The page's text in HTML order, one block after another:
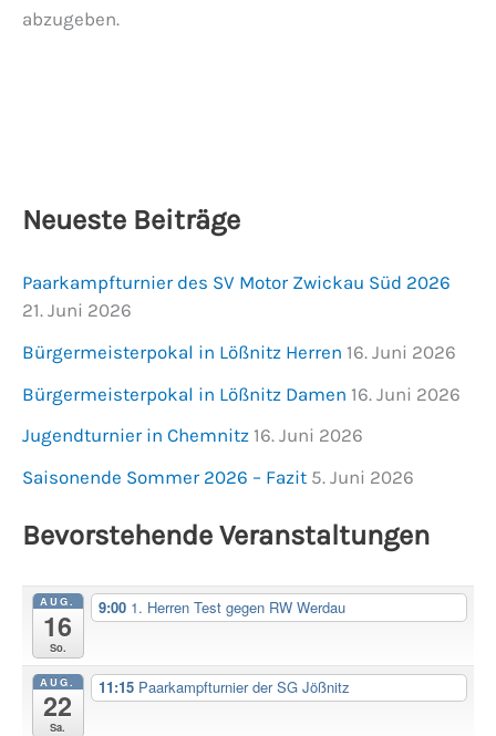
abzugeben.
Neueste Beiträge
Paarkampfturnier des SV Motor Zwickau Süd 2026
21. Juni 2026
Bürgermeisterpokal in Lößnitz Herren 16. Juni 2026
Bürgermeisterpokal in Lößnitz Damen 16. Juni 2026
Jugendturnier in Chemnitz 16. Juni 2026
Saisonende Sommer 2026 – Fazit 5. Juni 2026
Bevorstehende Veranstaltungen
AUG.
16
So.
9:00 1. Herren Test gegen RW Werdau
AUG.
22
Sa.
11:15 Paarkampfturnier der SG Jößnitz